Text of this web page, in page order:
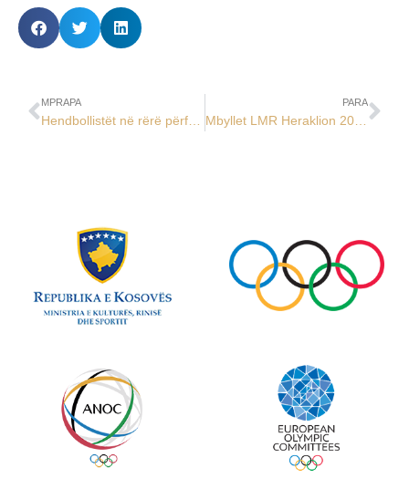
MPRAPA PARA
Mbyllet LMR Heraklion 2023, shihemi në Portimao dhe Lagoa 2027